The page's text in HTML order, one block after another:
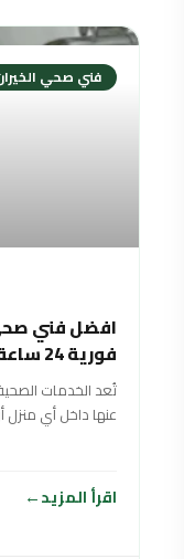
فني صحي الخيران
فورية 24 ساعة
تُعد الخدمات
عنها داخل أي
اقرأ المزيد